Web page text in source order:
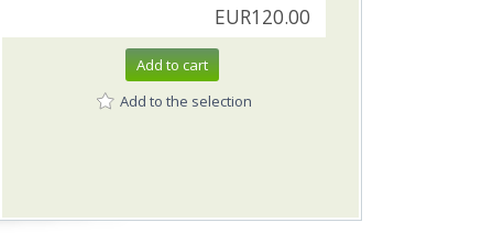
EUR120.00
Add to cart
Add to the selection